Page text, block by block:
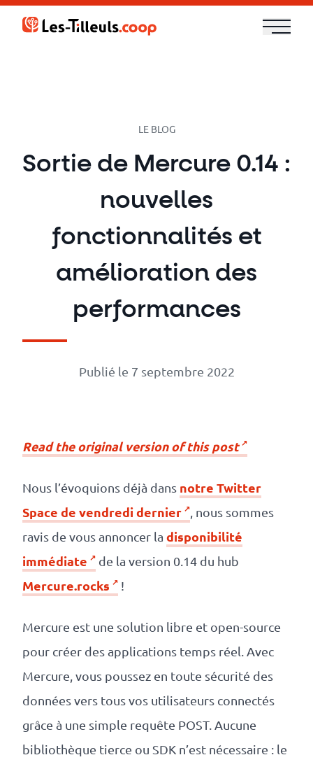
Aller
Formations
Cloud
DevOps
Technologies
Numérique
responsable
La
coopérative
On
recrute
Simulateur
revenus
API
Platform
Conference
Le
LE BLOG
Sortie de Mercure 0.14 :
nouvelles
fonctionnalités et
amélioration des
performances
Publié le 7 septembre 2022
Read the original version of this post
Nous l’évoquions déjà dans notre Twitter
Space de vendredi dernier
, nous sommes
ravis de vous annoncer la disponibilité
immédiate
de la version 0.14 du hub
Mercure.rocks !
Mercure est une solution libre et open-source
pour créer des applications temps réel. Avec
Mercure, vous poussez en toute sécurité des
données vers tous vos utilisateurs connectés
grâce à une simple requête POST. Aucune
bibliothèque tierce ou SDK n’est nécessaire : le